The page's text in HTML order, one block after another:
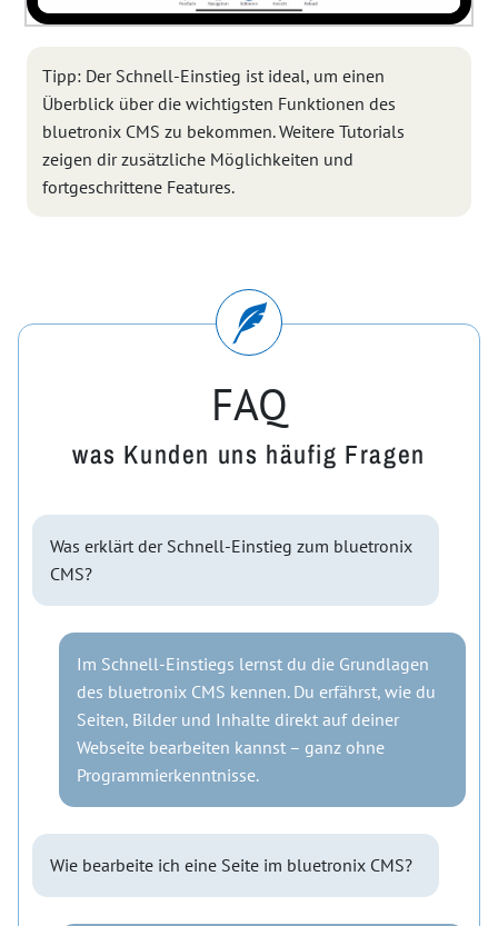
Tipp: Der Schnell-Einstieg ist ideal, um einen
Überblick über die wichtigsten Funktionen des
bluetronix CMS zu bekommen. Weitere Tutorials
zeigen dir zusätzliche Möglichkeiten und
fortgeschrittene Features.
FAQ
was Kunden uns häufig Fragen
Was erklärt der Schnell-Einstieg zum bluetronix
CMS?
Im Schnell-Einstiegs lernst du die Grundlagen
des bluetronix CMS kennen. Du erfährst, wie du
Seiten, Bilder und Inhalte direkt auf deiner
Webseite bearbeiten kannst – ganz ohne
Programmierkenntnisse.
Wie bearbeite ich eine Seite im bluetronix CMS?